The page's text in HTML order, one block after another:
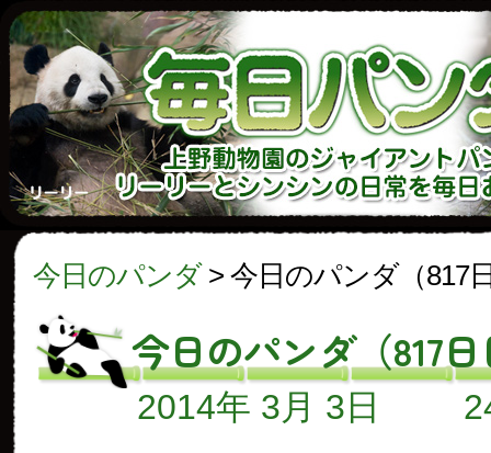
今日のパンダ> 今日のパンダ（817
今日のパンダ（817
2014年 3月 3日